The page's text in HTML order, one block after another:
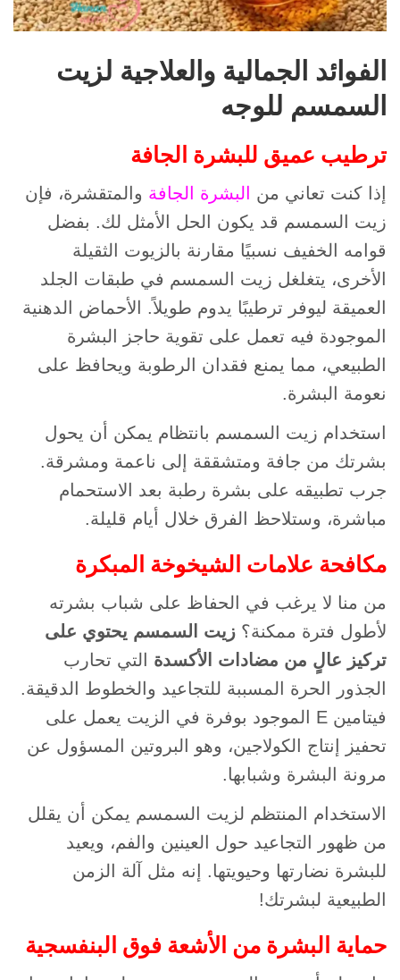
الفوائد الجمالية والعلاجية لزيت
السمسم للوجه
ترطيب عميق للبشرة الجافة
إذا كنت تعاني من البشرة الجافة والمتقشرة، فإن
زيت السمسم قد يكون الحل الأمثل لك. بفضل
قوامه الخفيف نسبيًا مقارنة بالزيوت الثقيلة
الأخرى، يتغلغل زيت السمسم في طبقات الجلد
العميقة ليوفر ترطيبًا يدوم طويلاً. الأحماض الدهنية
الموجودة فيه تعمل على تقوية حاجز البشرة
الطبيعي، مما يمنع فقدان الرطوبة ويحافظ على
نعومة البشرة.
استخدام زيت السمسم بانتظام يمكن أن يحول
بشرتك من جافة ومتشققة إلى ناعمة ومشرقة.
جرب تطبيقه على بشرة رطبة بعد الاستحمام
مباشرة، وستلاحظ الفرق خلال أيام قليلة.
مكافحة علامات الشيخوخة المبكرة
من منا لا يرغب في الحفاظ على شباب بشرته
لأطول فترة ممكنة؟ زيت السمسم يحتوي على
تركيز عالٍ من مضادات الأكسدة التي تحارب
الجذور الحرة المسببة للتجاعيد والخطوط الدقيقة.
فيتامين E الموجود بوفرة في الزيت يعمل على
تحفيز إنتاج الكولاجين، وهو البروتين المسؤول عن
مرونة البشرة وشبابها.
الاستخدام المنتظم لزيت السمسم يمكن أن يقلل
من ظهور التجاعيد حول العينين والفم، ويعيد
للبشرة نضارتها وحيويتها. إنه مثل آلة الزمن
الطبيعية لبشرتك!
حماية البشرة من الأشعة فوق البنفسجية